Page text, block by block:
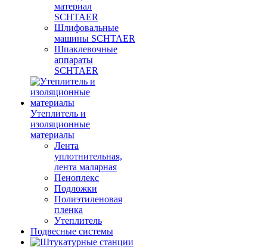
материал
SCHTAER
Шлифовальные
машины SCHTAER
Шпаклевочные
аппараты
SCHTAER
Утеплитель и
изоляционные
материалы
Лента
уплотнительная,
лента малярная
Пеноплекс
Подложки
Полиэтиленовая
пленка
Утеплитель
Подвесные системы